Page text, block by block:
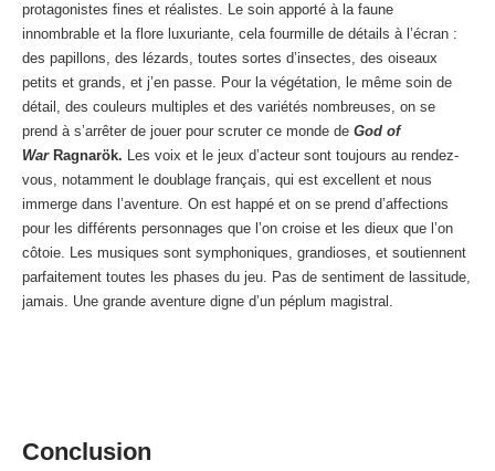
protagonistes fines et réalistes. Le soin apporté à la faune
innombrable et la flore luxuriante, cela fourmille de détails à l’écran :
des papillons, des lézards, toutes sortes d’insectes, des oiseaux
petits et grands, et j’en passe. Pour la végétation, le même soin de
détail, des couleurs multiples et des variétés nombreuses, on se
prend à s’arrêter de jouer pour scruter ce monde de God of
War Ragnarök. Les voix et le jeux d’acteur sont toujours au rendez-
vous, notamment le doublage français, qui est excellent et nous
immerge dans l’aventure. On est happé et on se prend d’affections
pour les différents personnages que l’on croise et les dieux que l’on
côtoie. Les musiques sont symphoniques, grandioses, et soutiennent
parfaitement toutes les phases du jeu. Pas de sentiment de lassitude,
jamais. Une grande aventure digne d’un péplum magistral.
Conclusion